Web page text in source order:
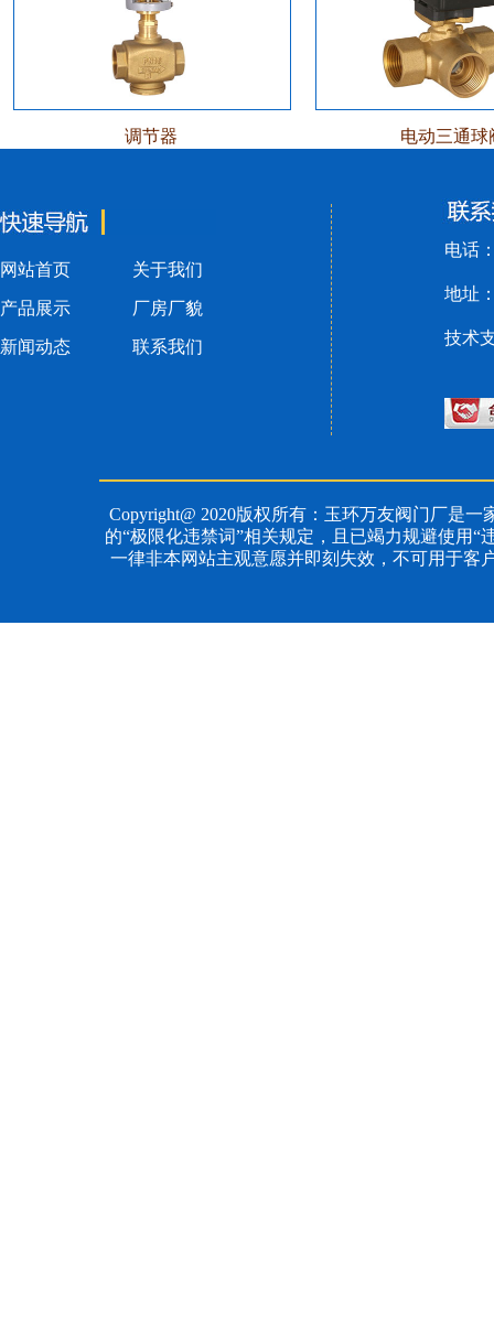
调节器 电动三通球
网站首页 关于我们
产品展示 厂房厂貌
新闻动态 联系我们
电话
地址
技术
Copyright@ 2020版权所有：玉环万友阀门厂是一
的“极限化违禁词”相关规定，且已竭力规避使用
一律非本网站主观意愿并即刻失效，不可用于客